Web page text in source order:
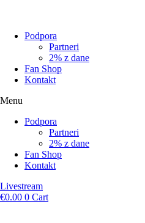
Podpora
Partneri
2% z dane
Fan Shop
Kontakt
Menu
Podpora
Partneri
2% z dane
Fan Shop
Kontakt
Livestream
€0.00 0 Cart